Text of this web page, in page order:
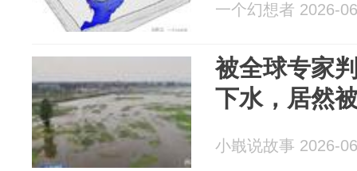
一个幻想者 2026-
被全球专家
下水，居然
小嶯说故事 2026-